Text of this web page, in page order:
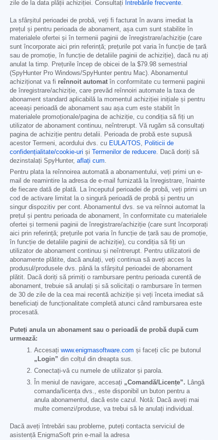
zile de la data plății achiziției. Consultați
Întrebările frecvente
La sfârșitul perioadei de probă, veți fi facturat în avans imediat la
prețul și pentru perioada de abonament, așa cum sunt stabilite în
materialele ofertei și în termenii paginii de înregistrare/achiziție (care
sunt încorporate aici prin referință; prețurile pot varia în funcție de țară
sau de promoție, în funcție de detaliile paginii de achiziție), dacă nu ați
anulat la timp. Prețurile încep de obicei de la $79.98 semestrial
(SpyHunter Pro Windows/SpyHunter pentru Mac). Abonamentul
achiziționat va fi reînnoit automat în conformitate cu termenii paginii
de înregistrare/achiziție, care prevăd reînnoiri automate la taxa de
abonament standard aplicabilă la momentul achiziției inițiale și pentru
aceeași perioadă de abonament sau așa cum este stabilit în
materialele promoționale/pagina de achiziție, cu condiția să fiți un
utilizator de abonament continuu, neîntrerupt. Vă rugăm să consultați
pagina de achiziție pentru detalii. Perioada de probă este supusă
acestor Termeni, acordului dvs. cu EULA/TOS
Politicii de
confidențialitate/cookie-uri și Termenilor de reducere . Dacă doriți să
dezinstalați SpyHunter, aflați cum
Pentru plata la reînnoirea automată a abonamentului, veți primi un e-
mail de reamintire la adresa de e-mail furnizată la înregistrare, înainte
de fiecare dată de plată. La începutul perioadei de probă, veți primi un
cod de activare limitat la o singură perioadă de probă și pentru un
singur dispozitiv per cont. Abonamentul dvs. se va reînnoi automat la
prețul și pentru perioada de abonament, în conformitate cu materialele
ofertei și termenii paginii de înregistrare/achiziție (care sunt încorporați
aici prin referință; prețurile pot varia în funcție de țară sau de promoție,
în funcție de detaliile paginii de achiziție), cu condiția să fiți un
utilizator de abonament continuu și neîntrerupt. Pentru utilizatorii de
abonamente plătite, dacă anulați, veți continua să aveți acces la
produsul/produsele dvs. până la sfârșitul perioadei de abonament
plătit. Dacă doriți să primiți o rambursare pentru perioada curentă de
abonament, trebuie să anulați și să solicitați o rambursare în termen
de 30 de zile de la cea mai recentă achiziție și veți înceta imediat să
beneficiați de funcționalitate completă atunci când rambursarea este
procesată.
Puteți anula un abonament sau o perioadă de probă după cum
urmează:
Accesați www.enigmasoftware.com și faceți clic pe butonul
„Login” din colțul din dreapta sus.
Conectați-vă cu numele de utilizator și parola.
În meniul de navigare, accesați „Comandă/Licențe”. Lângă
comanda/licența dvs., este disponibil un buton pentru a
anula abonamentul, dacă este cazul. Notă: Dacă aveți mai
multe comenzi/produse, va trebui să le anulați individual.
Dacă aveți întrebări sau probleme, puteți contacta serviciul de
asistență EnigmaSoft prin e-mail la adresa